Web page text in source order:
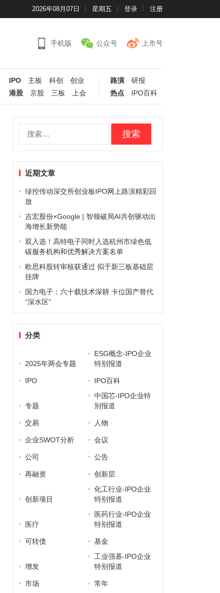
2026年08月07日 星期五 登录 注册
手机版 公众号 上市号
IPO 主板 科创
创业
港股
京股 三板 上会
路演
研报
热点
IPO百科
近期文章
绿控传动深交所创业板IPO网上路演精彩回
放
吉宏股份×Google | 智领破局AI共创驱动出
海增长新势能
双入选！高特电子同时入选杭州市绿色低
碳服务机构和优秀解决方案名单
欧思科股转审核获通过 拟于新三板基础层
挂牌
国力电子：六十载技术深耕 卡位国产替代
“深水区”
分类
2025年两会专题
ESG概念-IPO企业
特别报道
IPO IPO百科
专题
中国芯-IPO企业特
别报道
交易 人物
企业SWOT分析 会议
公司 公告
再融资 创新层
创新项目
化工行业-IPO企业
特别报道
医疗
医药行业-IPO企业
特别报道
可转债 基金
增发
工业强基-IPO企业
特别报道
市场 常年